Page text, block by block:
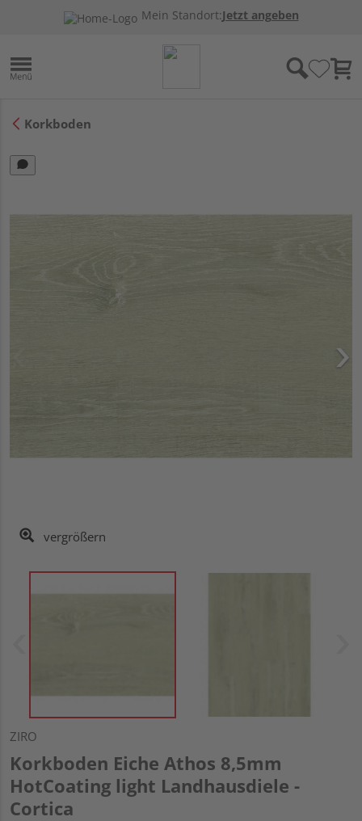
Mein Standort:Jetzt angeben
Korkboden
vergrößern
ZIRO
Korkboden Eiche Athos 8,5mm
HotCoating light Landhausdiele -
Cortica